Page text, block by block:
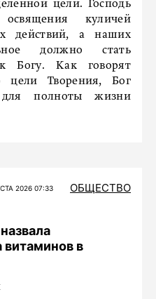
цели. Господь
куличей
действий, а наших
должно стать
Богу. Как говорят
цели Творения, Бог
полноты жизни
2026 07:33 ОБЩЕСТВО
в